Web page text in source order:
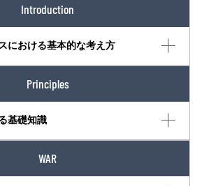
Introduction
における基本的な考え方
Principles
基礎知識
WAR